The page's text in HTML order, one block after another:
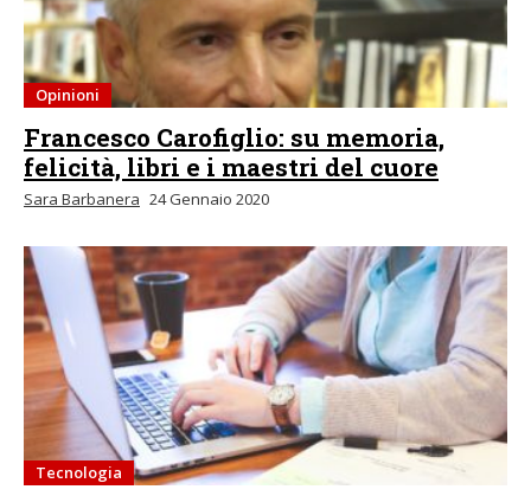
Opinioni
Francesco Carofiglio: su memoria,
felicità, libri e i maestri del cuore
Sara Barbanera 24 Gennaio 2020
Tecnologia